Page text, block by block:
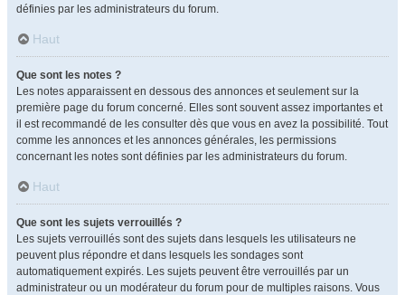
définies par les administrateurs du forum.
Haut
Que sont les notes ?
Les notes apparaissent en dessous des annonces et seulement sur la
première page du forum concerné. Elles sont souvent assez importantes et
il est recommandé de les consulter dès que vous en avez la possibilité. Tout
comme les annonces et les annonces générales, les permissions
concernant les notes sont définies par les administrateurs du forum.
Haut
Que sont les sujets verrouillés ?
Les sujets verrouillés sont des sujets dans lesquels les utilisateurs ne
peuvent plus répondre et dans lesquels les sondages sont
automatiquement expirés. Les sujets peuvent être verrouillés par un
administrateur ou un modérateur du forum pour de multiples raisons. Vous